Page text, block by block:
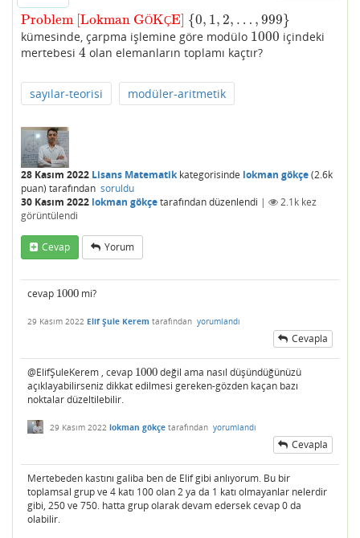
Problem [Lokman GÖKÇE]
Problem [Lokman GÖKÇE] {0, 1, 2, … ,999}
{ 0,1 ,2,…,999 }
kümesinde, çarpma işlemine göre modülo 1000
1000 içindeki
mertebesi 4
4olan elemanların toplamı kaçtır?
sayılar-teorisi modüler-aritmetik
28 Kasım 2022 Lisans Matematikkategorisinde lokman gökçe(2.6k
puan) tarafından soruldu
30 Kasım 2022 lokman gökçetarafındandüzenlendi | 2.1k kez
görüntülendi
Cevap Yorum
cevap 1000
1000 mi?
29 Kasım 2022 Elif Şule Kerem tarafından yorumlandı
Cevapla
@ElifŞuleKerem , cevap 1000
1000değil ama nasıl düşündüğünüzü
açıklayabilirseniz dikkat edilmesi gereken-gözden kaçan bazı
noktalar düzeltilebilir.
29 Kasım 2022 lokman gökçe tarafından yorumlandı
Cevapla
Mertebeden kastını galiba ben de Elif gibi anlıyorum. Bu bir
toplamsal grup ve 4 katı 100 olan 2 ya da 1 katı olmayanlar nelerdir
gibi, 250 ve 750. hatta grup olarak devam edersek cevap 0 da
olabilir.